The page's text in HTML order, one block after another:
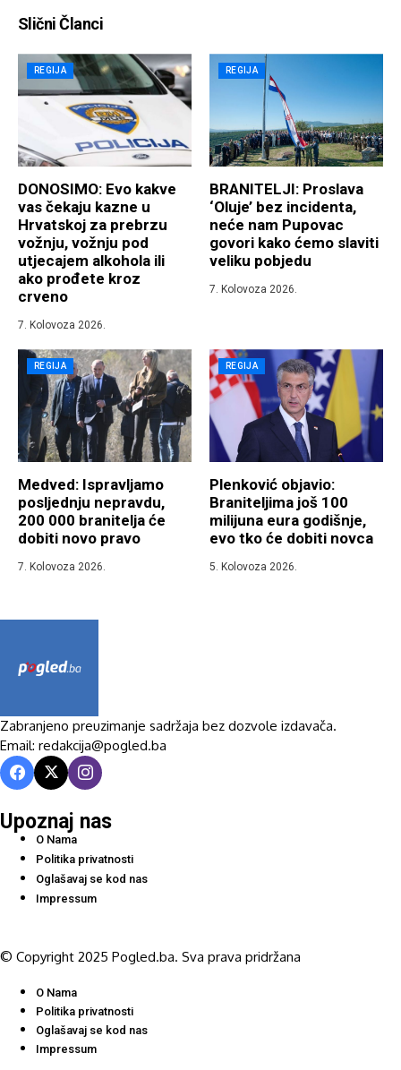
Slični Članci
REGIJA
DONOSIMO: Evo kakve
vas čekaju kazne u
Hrvatskoj za prebrzu
vožnju, vožnju pod
utjecajem alkohola ili
ako prođete kroz
crveno
7. Kolovoza 2026.
REGIJA
BRANITELJI: Proslava
‘Oluje’ bez incidenta,
neće nam Pupovac
govori kako ćemo slaviti
veliku pobjedu
7. Kolovoza 2026.
REGIJA
Medved: Ispravljamo
posljednju nepravdu,
200 000 branitelja će
dobiti novo pravo
7. Kolovoza 2026.
REGIJA
Plenković objavio:
Braniteljima još 100
milijuna eura godišnje,
evo tko će dobiti novca
5. Kolovoza 2026.
Zabranjeno preuzimanje sadržaja bez dozvole izdavača.
Email: redakcija@pogled.ba
Upoznaj nas
O Nama
Politika privatnosti
Oglašavaj se kod nas
Impressum
© Copyright 2025 Pogled.ba. Sva prava pridržana
O Nama
Politika privatnosti
Oglašavaj se kod nas
Impressum